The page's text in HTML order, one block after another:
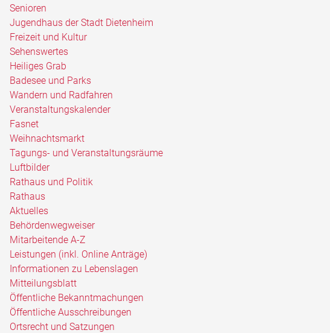
Senioren
Jugendhaus der Stadt Dietenheim
Freizeit und Kultur
Sehenswertes
Heiliges Grab
Badesee und Parks
Wandern und Radfahren
Veranstaltungskalender
Fasnet
Weihnachtsmarkt
Tagungs- und Veranstaltungsräume
Luftbilder
Rathaus und Politik
Rathaus
Aktuelles
Behördenwegweiser
Mitarbeitende A-Z
Leistungen (inkl. Online Anträge)
Informationen zu Lebenslagen
Mitteilungsblatt
Öffentliche Bekanntmachungen
Öffentliche Ausschreibungen
Ortsrecht und Satzungen